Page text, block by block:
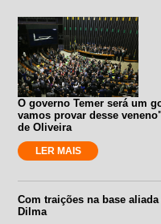
O governo Temer será um
vamos provar desse
de Oliveira
LER MAIS
Com traições na base
Dilma